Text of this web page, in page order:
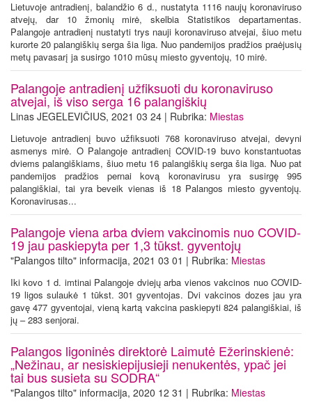
Lietuvoje antradienį, balandžio 6 d., nustatyta 1116 naujų koronaviruso
atvejų, dar 10 žmonių mirė, skelbia Statistikos departamentas.
Palangoje antradienį nustatyti trys nauji koronaviruso atvejai, šiuo metu
kurorte 20 palangiškių serga šia liga. Nuo pandemijos pradžios praėjusių
metų pavasarį ja susirgo 1010 mūsų miesto gyventojų, 10 mirė.
Palangoje antradienį užfiksuoti du koronaviruso
atvejai, iš viso serga 16 palangiškių
Linas JEGELEVIČIUS, 2021 03 24 | Rubrika: Miestas
Lietuvoje antradienį buvo užfiksuoti 768 koronaviruso atvejai, devyni
asmenys mirė. O Palangoje antradienį COVID-19 buvo konstantuotas
dviems palangiškiams, šiuo metu 16 palangiškių serga šia liga. Nuo pat
pandemijos pradžios pernai kovą koronavirusu yra susirgę 995
palangiškiai, tai yra beveik vienas iš 18 Palangos miesto gyventojų.
Koronavirusas...
Palangoje viena arba dviem vakcinomis nuo COVID-
19 jau paskiepyta per 1,3 tūkst. gyventojų
"Palangos tilto" informacija, 2021 03 01 | Rubrika: Miestas
Iki kovo 1 d. imtinai Palangoje dviejų arba vienos vakcinos nuo COVID-
19 ligos sulaukė 1 tūkst. 301 gyventojas. Dvi vakcinos dozes jau yra
gavę 477 gyventojai, vieną kartą vakcina paskiepyti 824 palangiškiai, iš
jų – 283 senjorai.
Palangos ligoninės direktorė Laimutė Ežerinskienė:
„Nežinau, ar nesiskiepijusieji nenukentės, ypač jei
tai bus susieta su SODRA“
"Palangos tilto" informacija, 2020 12 31 | Rubrika: Miestas